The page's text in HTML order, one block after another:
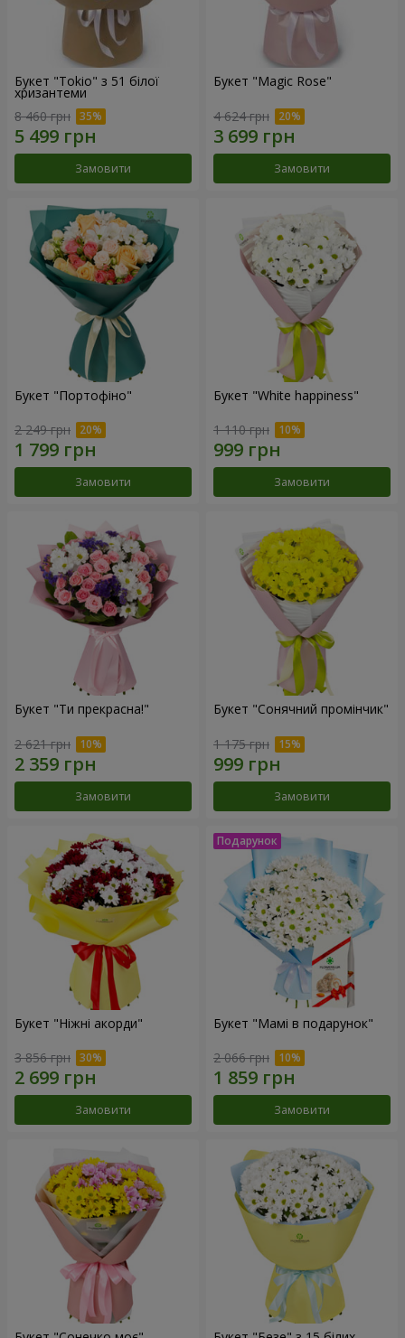
Букет "Tokio" з 51 білої
хризантеми
8 460 грн
Замовити
Букет "Magic Rose"
4 624 грн
Замовити
Букет "Портофіно"
2 249 грн
Замовити
Букет "White happiness"
1 110 грн
Замовити
Букет "Ти прекрасна!"
2 621 грн
Замовити
Букет "Сонячний промінчик"
1 175 грн
Замовити
Букет "Ніжні акорди"
3 856 грн
Замовити
Букет "Мамі в подарунок"
2 066 грн
Замовити